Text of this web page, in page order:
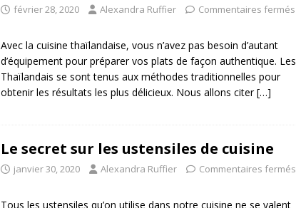
février 28, 2020 Alexandra Ruffier Commentaires fermés
Avec la cuisine thaïlandaise, vous n’avez pas besoin d’autant
d’équipement pour préparer vos plats de façon authentique. Les
Thaïlandais se sont tenus aux méthodes traditionnelles pour
obtenir les résultats les plus délicieux. Nous allons citer[…]
Le secret sur les ustensiles de cuisine
janvier 30, 2020 Alexandra Ruffier Commentaires fermés
Tous les ustensiles qu’on utilise dans notre cuisine ne se valent